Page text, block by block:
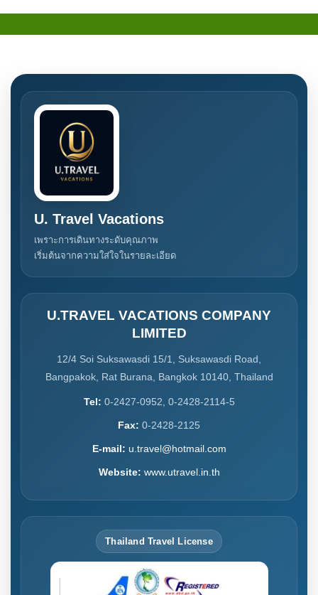
U. Travel Vacations
เพราะการเดินทางระดับคุณภาพ
เริ่มต้นจากความใส่ใจในรายละเอียด
U.TRAVEL VACATIONS COMPANY
LIMITED
12/4 Soi Suksawasdi 15/1, Suksawasdi Road,
Bangpakok, Rat Burana, Bangkok 10140, Thailand
Tel: 0-2427-0952, 0-2428-2114-5
Fax: 0-2428-2125
E-mail: u.travel@hotmail.com
Website: www.utravel.in.th
Thailand Travel License